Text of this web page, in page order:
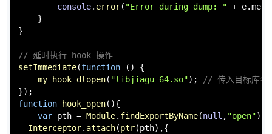
console. error( "Error during dump: " + e.
}
}
// 延时执行 hook 操作
setImmediate(function ( ) {
my_hook_dlopen( "libjiagu_64.so");
// 传入目标库名
function
hook_open( ){
var pth = Module. findExportByName(null , "open");
Interceptor. attach(ptr(pth),{